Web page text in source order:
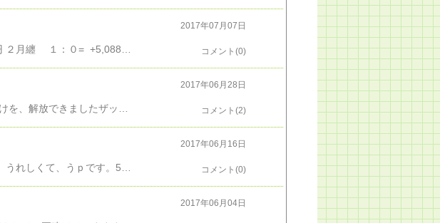
2017年07月07日
コメント(0)
2017年06月28日
コメント(2)
2017年06月16日
コメント(0)
2017年06月04日